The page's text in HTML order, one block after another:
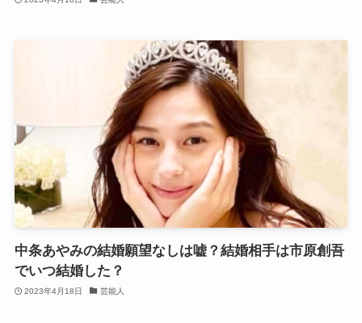
中条あやみの結婚願望なしは嘘？結婚相手は市原創吾
でいつ結婚した？
2023年4月18日 芸能人